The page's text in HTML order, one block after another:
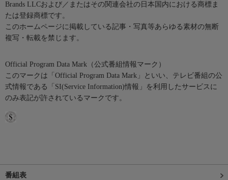
Brands LLCおよび／またはその関連会社の日本国内における商標ま
たは登録商標です。
このホームページに掲載している記事・写真等あらゆる素材の無断
複写・転載を禁じます。
Official Program Data Mark（公式番組情報マーク）
このマークは「Official Program Data Mark」といい、テレビ番組の公
式情報である「SI(Service Information)情報」を利用したサービスに
のみ表記が許されているマークです。
番組表